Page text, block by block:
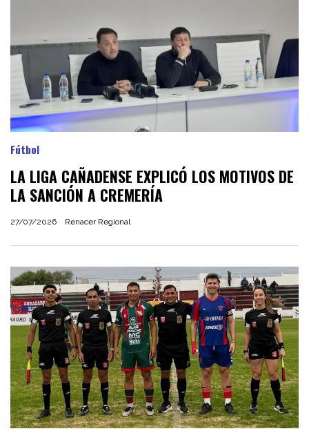
LA LIGA CAÑADENSE EXPLICÓ LOS MOTIVOS DE
LA SANCIÓN A CREMERÍA
Renacer Regional
Fútbol
27/07/2026